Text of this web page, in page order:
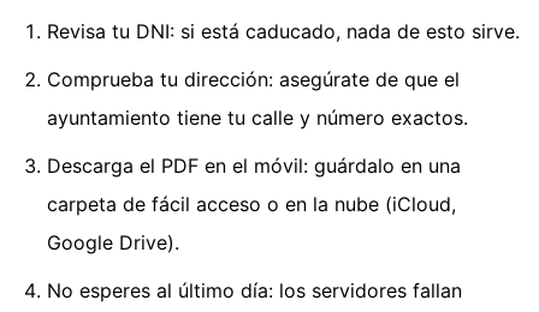
Revisa tu DNI: si está caducado, nada de esto sirve.
Comprueba tu dirección: asegúrate de que el
ayuntamiento tiene tu calle y número exactos.
Descarga el PDF en el móvil: guárdalo en una
carpeta de fácil acceso o en la nube (iCloud,
Google Drive).
No esperes al último día: los servidores fallan